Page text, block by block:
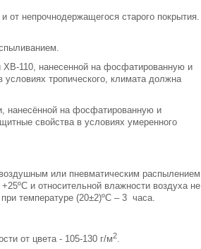
от непрочнодержащегося старого покрытия.
110, нанесенной на фосфатированную и
тропического, климата должна
нанесённой на фосфатированную и
свойства в условиях умеренного
или пневматическим распылением
и относительной влажности воздуха не
температуре (20±2)ºС – 3 часа.
от цвета - 105-130 г/м2.